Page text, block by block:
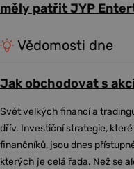
měly patřit JYP
Vědomosti dne
Jak obchodovat s
Svět velkých financí a
dřív. Investiční strategie,
finančníků, jsou dnes
kterých je celá řada. Než se